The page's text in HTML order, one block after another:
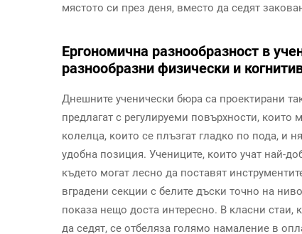
мястото си през деня, вместо да седят
Ергономична разнообразност в
разнообразни физически и
Днешните ученически бюра са проектирани
предлагат с регулируеми повърхности, които
колелца, които се плъзгат гладко по пода, и
удобна позиция. Учениците, които учат най-
където могат лесно да поставят
вградени секции с белите дъски точно на
показа нещо доста интересно. В класни стаи,
да седят, се отбеляза голямо намаление в